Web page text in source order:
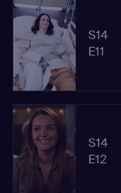
S14
E11
S14
E12